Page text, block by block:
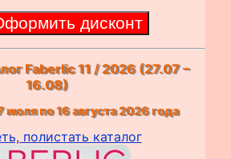
Faberlic 11 / 2026 (27.07 –
16.08)
июля по 16 августа 2026 года
полистать каталог